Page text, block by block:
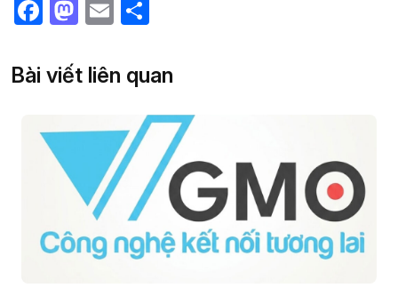
Facebook
Mastodon
Email
Bài viết liên quan